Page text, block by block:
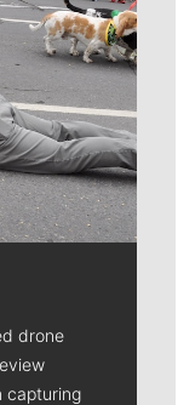
drone
capturing